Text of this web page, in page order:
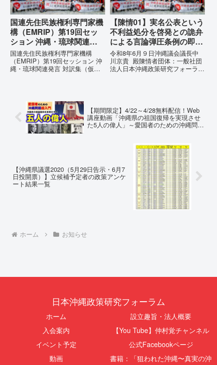
国連先住民族権利専門家機
構（EMRIP）第19回セッ
ション 沖縄・琉球関連発
言 対訳集（仮訳）
国連先住民族権利専門家機構
（EMRIP）第19回セッション 沖
縄・琉球関連発言 対訳集（仮
定、PFAS（有機フッ素化合物）
問題、米軍基地、伝統文化（...
【陳情01】実名公表という
不利益処分を啓発との詭弁
による言論弾圧条例の即時
運用停止を求める陳情
令和8年6月９日沖縄議会議長中
川京貴 殿陳情者団体：一般社団
法人日本沖縄政策研究フォーラム
例の即時運用停止を求める陳情
1...
【期間限定】4/22～4/28無料配信！Web
講座動画「沖縄県の祖国復帰を実現させ
た5人の偉人」～愛国者のための沖縄問題
【沖縄県議選2020（5月29日告示・6月7
日投開票）】立候補予定者の政策アンケ
ート結果一覧
ホーム お知らせ
日本沖縄政策研究フォーラム
ホーム
設立趣旨・法人概要
入会案内
【You Tube】仲村覚チャンネル
イベント予定
公式Facebookページ
動画
書籍：「狙われた沖縄〜真実の沖